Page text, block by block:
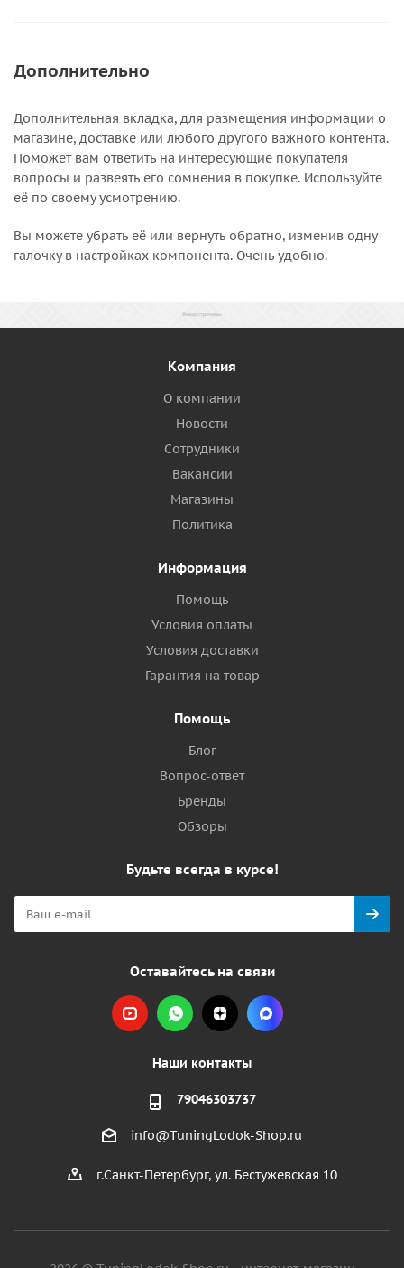
Дополнительно
Дополнительная вкладка, для размещения информации о
магазине, доставке или любого другого важного контента.
Поможет вам ответить на интересующие покупателя
вопросы и развеять его сомнения в покупке. Используйте
её по своему усмотрению.
Вы можете убрать её или вернуть обратно, изменив одну
галочку в настройках компонента. Очень удобно.
Компания
О компании
Новости
Сотрудники
Вакансии
Магазины
Политика
Информация
Помощь
Условия оплаты
Условия доставки
Гарантия на товар
Помощь
Блог
Вопрос-ответ
Бренды
Обзоры
Будьте всегда в курсе!
Оставайтесь на связи
Наши контакты
79046303737
info@TuningLodok-Shop.ru
г.Санкт-Петербург, ул. Бестужевская 10